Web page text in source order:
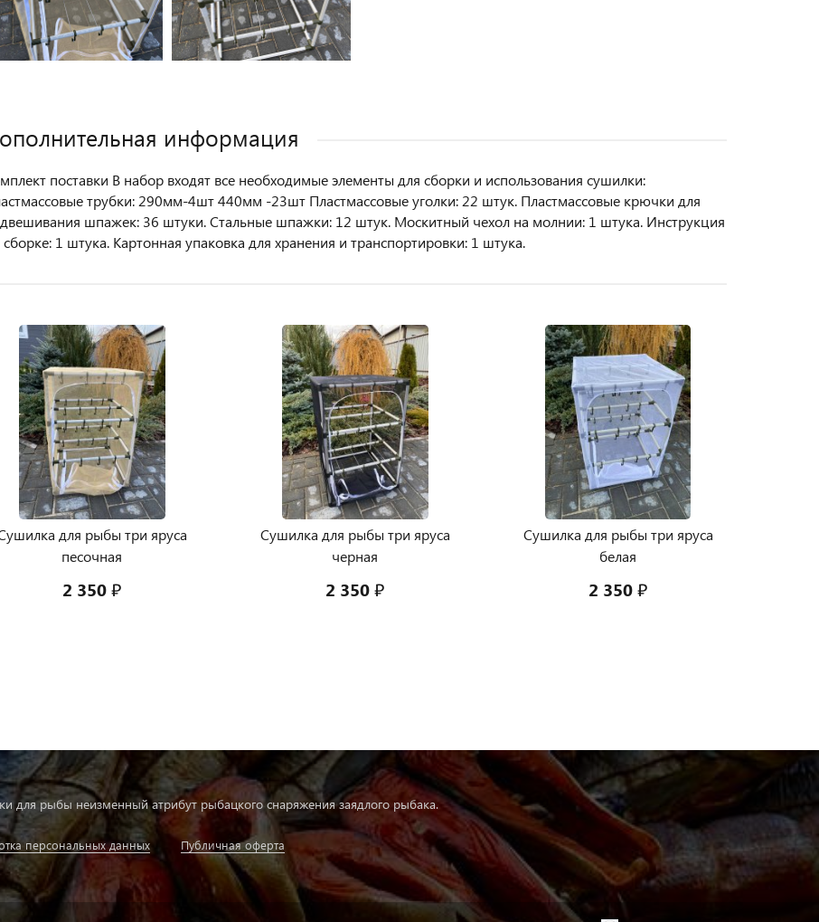
информация
поставки В набор входят все необходимые элементы для сборки и использования сушилки:
трубки: 290мм-4шт 440мм -23шт Пластмассовые уголки: 22 штук. Пластмассовые крючки для
шпажек: 36 штуки. Стальные шпажки: 12 штук. Москитный чехол на молнии: 1 штука. Инструкция
сборке: 1 штука. Картонная упаковка для хранения и транспортировки: 1 штука.
для рыбы три яруса
песочная
2 350 ₽
Сушилка для рыбы три яруса
черная
2 350 ₽
Сушилка для рыбы три яруса
белая
2 350 ₽
для рыбы неизменный атрибут рыбацкого снаряжения заядлого рыбака.
персональных данных Публичная оферта